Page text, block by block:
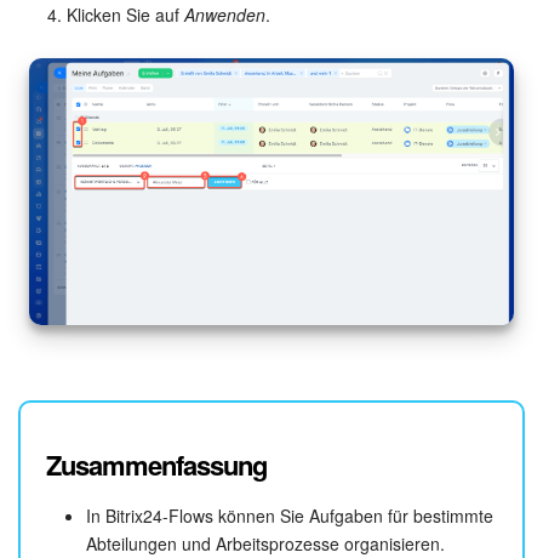
Allgemeine Fragen
On-Premise Version
Klicken Sie auf Anwenden.
Zusammenfassung
In Bitrix24-Flows können Sie Aufgaben für bestimmte
Abteilungen und Arbeitsprozesse organisieren.